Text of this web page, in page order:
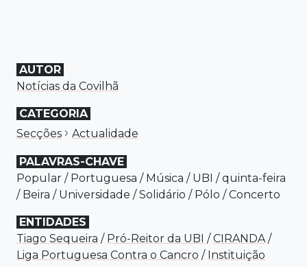
AUTOR
Notícias da Covilhã
CATEGORIA
Secções › Actualidade
PALAVRAS-CHAVE
Popular / Portuguesa / Música / UBI /quinta-feira
/ Beira / Universidade /Solidário / Pólo /Concerto
ENTIDADES
Tiago Sequeira / Pró-Reitor da UBI /CIRANDA/
Liga Portuguesa Contra o Cancro / Instituição